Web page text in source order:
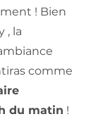
! Bien
, la
comme
du matin !